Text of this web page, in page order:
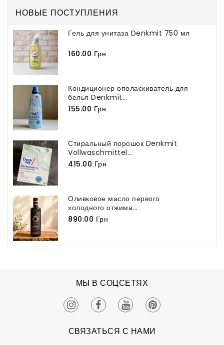
НОВЫЕ ПОСТУПЛЕНИЯ
Гель для унитаза Denkmit 750 мл
160.00 Грн
Кондиционер ополаскиватель для
белья Denkmit...
155.00 Грн
Стиральный порошок Denkmit
Vollwaschmittel...
415.00 Грн
Оливковое масло первого
холодного отжима...
890.00 Грн
МЫ В СОЦСЕТЯХ
СВЯЗАТЬСЯ С НАМИ